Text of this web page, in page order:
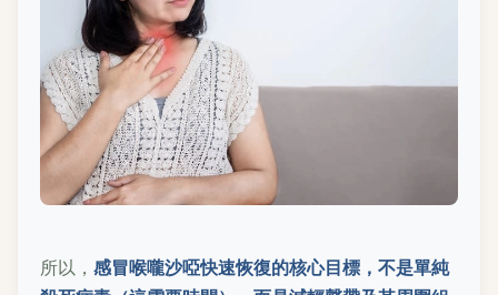
所以， 感冒喉嚨沙啞快速恢復的核心目標，不是單純